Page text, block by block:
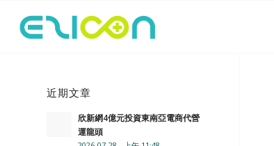
近期文章
欣新網4億元投資東南亞電商代營
運龍頭